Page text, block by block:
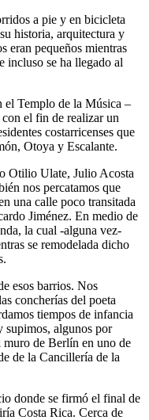
a pie y en bicicleta
historia, arquitectura y
eran pequeños mientras
incluso se ha llegado al
el Templo de la Música –
el fin de realizar un
costarricenses que
Otoya y Escalante.
Otilio Ulate, Julio Acosta
nos percatamos que
una calle poco transitada
Jiménez. En medio de
la cual -alguna vez-
se remodelada dicho
esos barrios. Nos
concherías del poeta
tiempos de infancia
supimos, algunos por
muro de Berlín en uno de
de la Cancillería de la
donde se firmó el final de
Costa Rica. Cerca de